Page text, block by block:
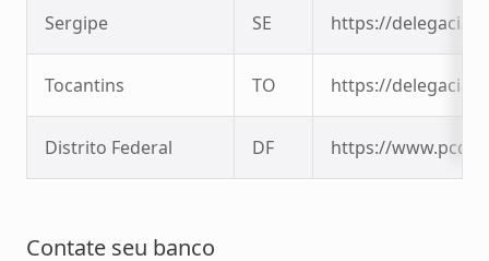
Sergipe SE https://
Tocantins TO https://
Distrito Federal DF https://
Contate seu banco